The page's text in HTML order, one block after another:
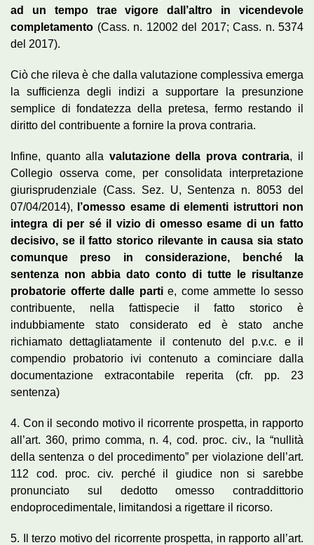
ad un tempo trae vigore dall’altro in vicendevole
completamento (Cass. n. 12002 del 2017; Cass. n. 5374
del 2017).
Ciò che rileva è che dalla valutazione complessiva emerga
la sufficienza degli indizi a supportare la presunzione
semplice di fondatezza della pretesa, fermo restando il
diritto del contribuente a fornire la prova contraria.
Infine, quanto alla valutazione della prova contraria, il
Collegio osserva come, per consolidata interpretazione
giurisprudenziale (Cass. Sez. U, Sentenza n. 8053 del
07/04/2014),
l’omesso esame di elementi istruttori non
integra di per sé il vizio di omesso esame di un fatto
decisivo, se il fatto storico rilevante in causa sia stato
comunque preso in considerazione, benché la
sentenza non abbia dato conto di tutte le risultanze
probatorie offerte dalle partie, come ammette lo sesso
contribuente, nella fattispecie il fatto storico è
indubbiamente stato considerato ed è stato anche
richiamato dettagliatamente il contenuto del p.v.c. e il
compendio probatorio ivi contenuto a cominciare dalla
documentazione extracontabile reperita (cfr. pp. 23
sentenza)
4. Con il secondo motivo il ricorrente prospetta, in rapporto
all’art. 360, primo comma, n. 4, cod. proc. civ., la “nullità
della sentenza o del procedimento” per violazione dell’art.
112 cod. proc. civ. perché il giudice non si sarebbe
pronunciato sul dedotto omesso contraddittorio
endoprocedimentale, limitandosi a rigettare il ricorso.
5. Il terzo motivo del ricorrente prospetta, in rapporto all’art.